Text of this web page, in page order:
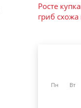
Росте
гриб схожа
Пн Вт